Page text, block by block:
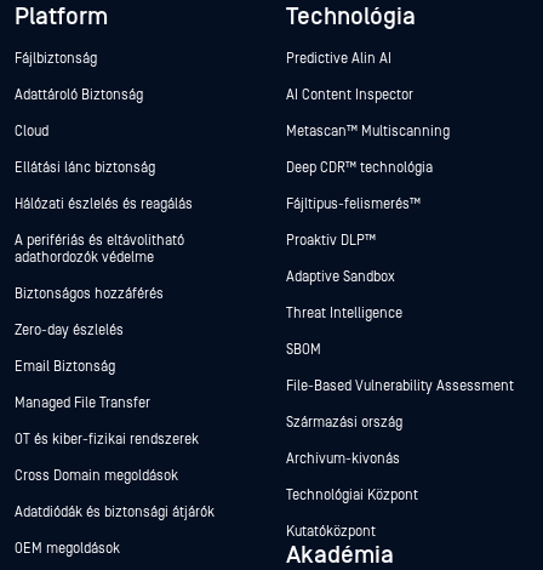
Platform
Fájlbiztonság
Adattároló Biztonság
Cloud
Ellátási lánc biztonság
Hálózati észlelés és reagálás
A perifériás és eltávolítható
adathordozók védelme
Biztonságos hozzáférés
Zero-day észlelés
Email Biztonság
Managed File Transfer
OT és kiber-fizikai rendszerek
Cross Domain megoldások
Adatdiódák és biztonsági átjárók
OEM megoldások
Technológia
Predictive Alin AI
AI Content Inspector
Metascan™ Multiscanning
Deep CDR™ technológia
Fájltípus-felismerés™
Proaktív DLP™
Adaptive Sandbox
Threat Intelligence
SBOM
File-Based Vulnerability Assessment
Származási ország
Archívum-kivonás
Technológiai Központ
Kutatóközpont
Akadémia